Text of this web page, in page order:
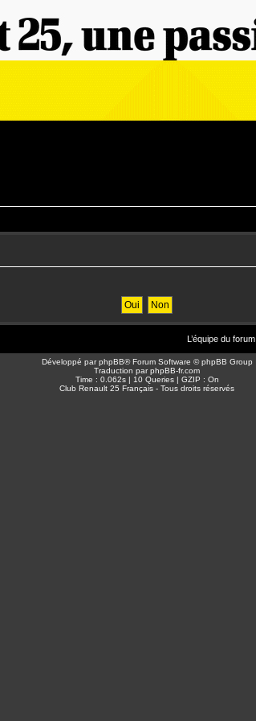
L’équipe du forum
Développé parphpBB® Forum Software © phpBB Group
Traduction parphpBB-fr.com
Time : 0.062s | 10 Queries | GZIP : On
Club Renault 25 Français - Tous droits réservés